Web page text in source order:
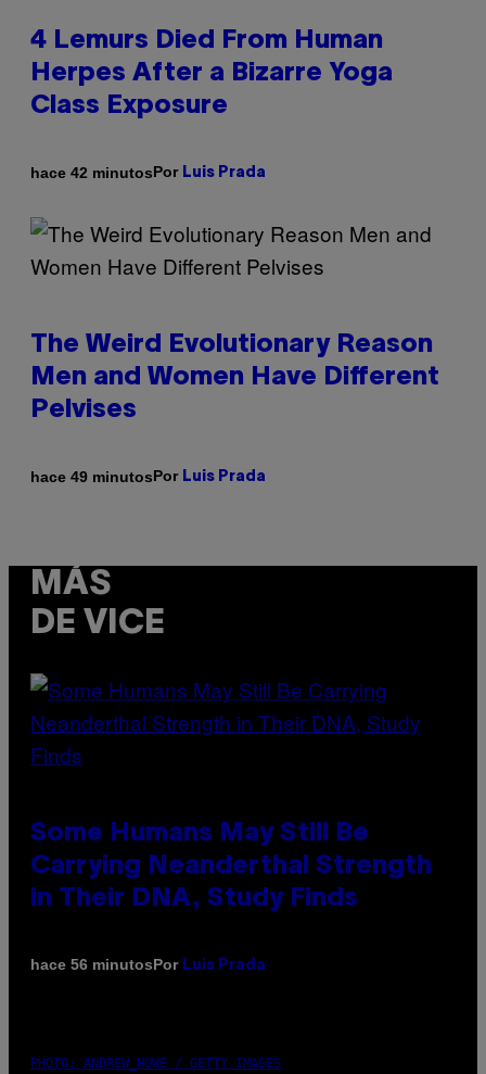
4 Lemurs Died From Human
Herpes After a Bizarre Yoga
Class Exposure
hace 42 minutosPor Luis Prada
The Weird Evolutionary Reason
Men and Women Have Different
Pelvises
hace 49 minutosPor Luis Prada
MÁS
DE VICE
Some Humans May Still Be
Carrying Neanderthal Strength
in Their DNA, Study Finds
hace 56 minutosPor Luis Prada
PHOTO: ANDREW_HOWE / GETTY IMAGES